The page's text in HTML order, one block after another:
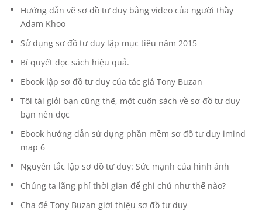
Hướng dẫn vẽ sơ đồ tư duy bằng video của người thầy
Adam Khoo
Sử dụng sơ đồ tư duy lập mục tiêu năm 2015
Bí quyết đọc sách hiệu quả.
Ebook lập sơ đồ tư duy của tác giả Tony Buzan
Tôi tài giỏi bạn cũng thế, một cuốn sách về sơ đồ tư duy
bạn nên đọc
Ebook hướng dẫn sử dụng phần mềm sơ đồ tư duy imind
map 6
Nguyên tắc lập sơ đồ tư duy: Sức mạnh của hình ảnh
Chúng ta lãng phí thời gian để ghi chú như thế nào?
Cha đẻ Tony Buzan giới thiệu sơ đồ tư duy